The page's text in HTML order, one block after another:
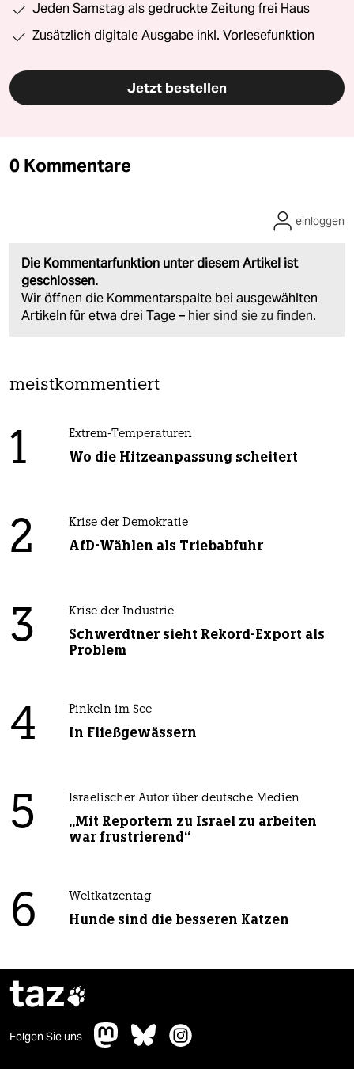
Jeden Samstag als gedruckte Zeitung frei Haus
Zusätzlich digitale Ausgabe inkl. Vorlesefunktion
Jetzt bestellen
0 Kommentare
Die Kommentarfunktion unter diesem Artikel ist
geschlossen.
Wir öffnen die Kommentarspalte bei ausgewählten
Artikeln für etwa drei Tage – hier sind sie zu finden.
einloggen
meistkommentiert
1 Extrem-Temperaturen
Wo die Hitzeanpassung scheitert
2 Krise der Demokratie
AfD-Wählen als Triebabfuhr
3 Krise der Industrie
Schwerdtner sieht Rekord-Export als
Problem
4 Pinkeln im See
In Fließgewässern
5 Israelischer Autor über deutsche Medien
„Mit Reportern zu Israel zu arbeiten
war frustrierend“
6 Weltkatzentag
Hunde sind die besseren Katzen
taz
Folgen Sie uns